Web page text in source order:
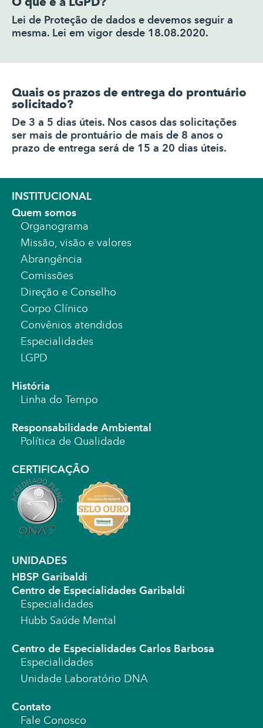
Lei de Proteção de dados e devemos seguir a
mesma. Lei em vigor desde 18.08.2020.
Quais os prazos de entrega do prontuário
solicitado?
De 3 a 5 dias úteis. Nos casos das solicitações
ser mais de prontuário de mais de 8 anos o
prazo de entrega será de 15 a 20 dias úteis.
INSTITUCIONAL
Quem somos
Organograma
Missão, visão e valores
Abrangência
Comissões
Direção e Conselho
Corpo Clínico
Convênios atendidos
Especialidades
LGPD
História
Linha do Tempo
Responsabilidade Ambiental
Política de Qualidade
CERTIFICAÇÃO
UNIDADES
HBSP Garibaldi
Centro de Especialidades Garibaldi
Especialidades
Hubb Saúde Mental
Centro de Especialidades Carlos Barbosa
Especialidades
Unidade Laboratório DNA
Contato
Fale Conosco